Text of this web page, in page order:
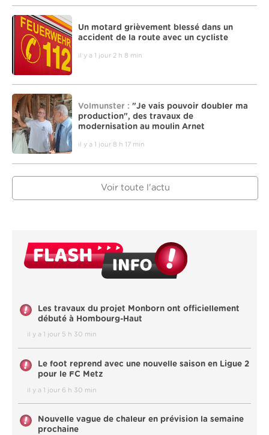
Un motard grièvement blessé dans un
accident de la route avec un cycliste
il y a 1 jour 2 h 8 min
Volmunster : "Je vais pouvoir doubler ma
production", des travaux de
modernisation au moulin Arnet
il y a 1 jour 8 h 17 min
Voir toute l'actu
Les travaux du projet Monborn ont officiellement
débuté à Hombourg-Haut
il y a 1 jour 5 h 30 min
Le foot reprend avec une nouvelle saison en Ligue 2
pour le FC Metz
il y a 1 jour 6 h 30 min
Nouvelle vague de chaleur en prévision la semaine
prochaine